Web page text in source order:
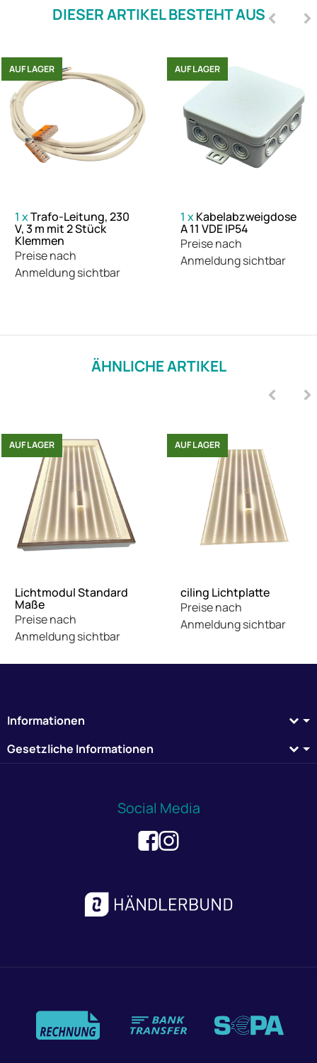
DIESER ARTIKEL BESTEHT AUS
AUF LAGER
1 xTrafo-Leitung, 230
V, 3 m mit 2 Stück
Klemmen
Preise nach
Anmeldung sichtbar
AUF LAGER
1 xKabelabzweigdose
A 11 VDE IP54
Preise nach
Anmeldung sichtbar
ÄHNLICHE ARTIKEL
AUF LAGER
Lichtmodul Standard
Maße
Preise nach
Anmeldung sichtbar
AUF LAGER
ciling Lichtplatte
Preise nach
Anmeldung sichtbar
Informationen
Gesetzliche Informationen
Social Media
Zahlungsmethoden